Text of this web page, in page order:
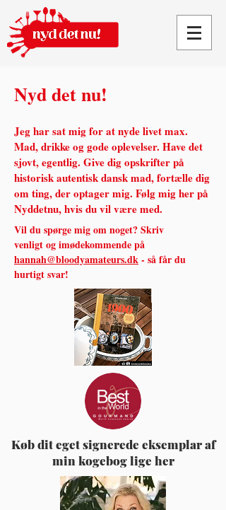
Nyd det nu!
Jeg har sat mig for at nyde livet max.
Mad, drikke og gode oplevelser. Have det
sjovt, egentlig. Give dig opskrifter på
historisk autentisk dansk mad, fortælle dig
om ting, der optager mig. Følg mig her på
Nyddetnu, hvis du vil være med.
Vil du spørge mig om noget? Skriv
venligt og imødekommende på
hannah@bloodyamateurs.dk- så får du
hurtigt svar!
Køb dit eget signerede eksemplar af
min kogebog lige her